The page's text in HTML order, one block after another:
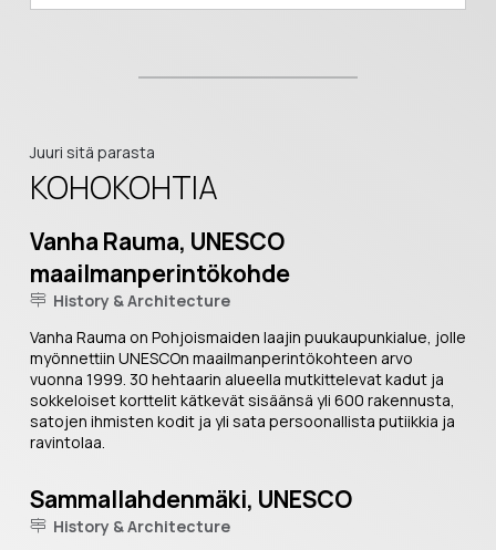
Juuri sitä parasta
KOHOKOHTIA
Vanha Rauma, UNESCO
maailmanperintökohde
History & Architecture
Vanha Rauma on Pohjoismaiden laajin puukaupunkialue, jolle
myönnettiin UNESCOn maailmanperintökohteen arvo
vuonna 1999. 30 hehtaarin alueella mutkittelevat kadut ja
sokkeloiset korttelit kätkevät sisäänsä yli 600 rakennusta,
satojen ihmisten kodit ja yli sata persoonallista putiikkia ja
ravintolaa.
Sammallahdenmäki, UNESCO
History & Architecture